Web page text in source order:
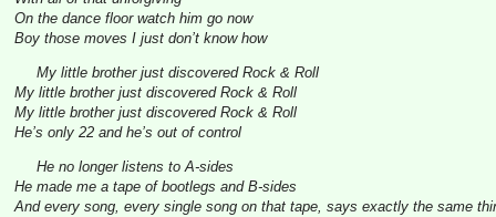
On the dance floor watch him go now
Boy those moves I just don’t know how
My little brother just discovered Rock & Roll
My little brother just discovered Rock & Roll
My little brother just discovered Rock & Roll
He’s only 22 and he’s out of control
He no longer listens to A-sides
He made me a tape of bootlegs and B-sides
And every song, every single song on that tape, says exactly the same